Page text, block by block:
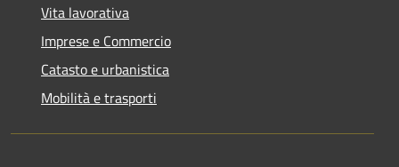
Vita lavorativa
Imprese e Commercio
Catasto e urbanistica
Mobilità e trasporti